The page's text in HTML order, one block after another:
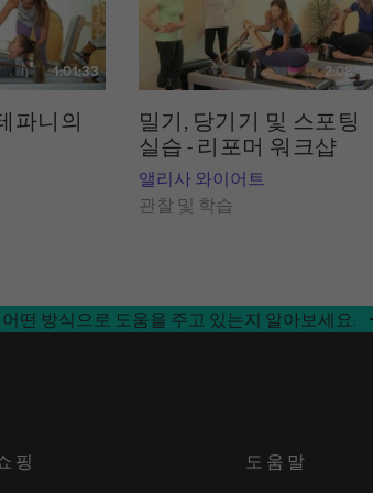
1:01:33
파니의
2:08:16
밀기, 당기기 및 스포팅
실습 - 리포머 워크샵
앨리사 와이어트
관찰 및 학습
떤 방식으로 도움을 주고 있는지 알아보세요.
핑 도움말